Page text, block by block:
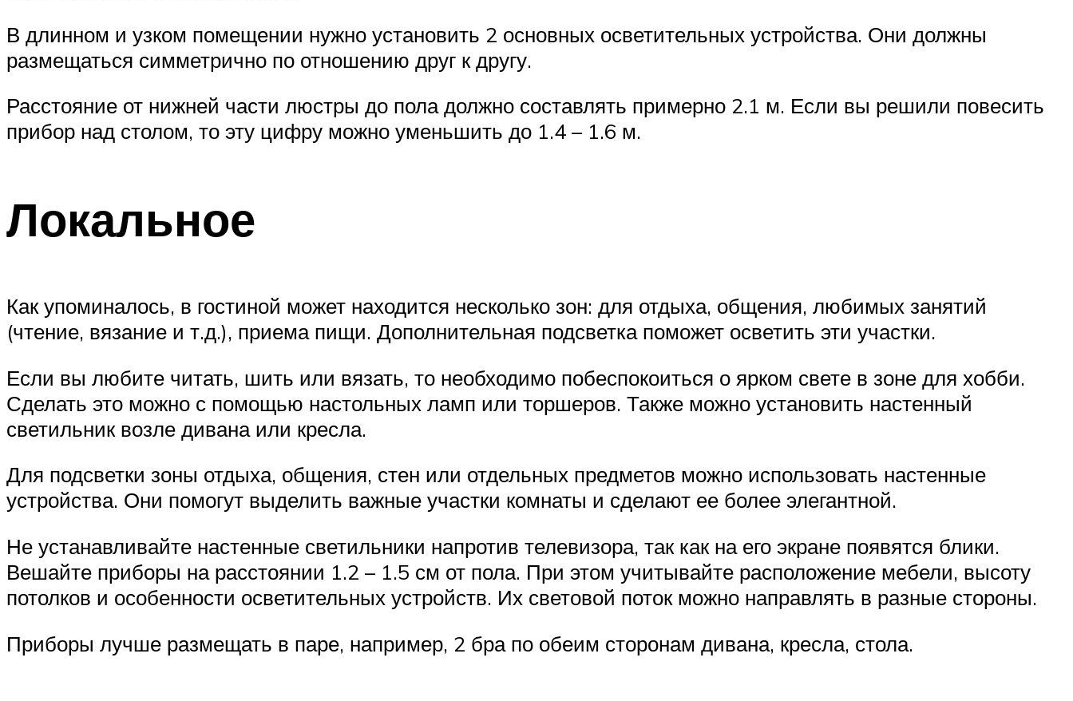
В длинном и узком помещении нужно установить 2 основных осветительных устройства. Они должны
размещаться симметрично по отношению друг к другу.
Расстояние от нижней части люстры до пола должно составлять примерно 2.1 м. Если вы решили повесить
прибор над столом, то эту цифру можно уменьшить до 1.4 – 1.6 м.
Локальное
Как упоминалось, в гостиной может находится несколько зон: для отдыха, общения, любимых занятий
(чтение, вязание и т.д.), приема пищи. Дополнительная подсветка поможет осветить эти участки.
Если вы любите читать, шить или вязать, то необходимо побеспокоиться о ярком свете в зоне для хобби.
Сделать это можно с помощью настольных ламп или торшеров. Также можно установить настенный
светильник возле дивана или кресла.
Для подсветки зоны отдыха, общения, стен или отдельных предметов можно использовать настенные
устройства. Они помогут выделить важные участки комнаты и сделают ее более элегантной.
Не устанавливайте настенные светильники напротив телевизора, так как на его экране появятся блики.
Вешайте приборы на расстоянии 1.2 – 1.5 см от пола. При этом учитывайте расположение мебели, высоту
потолков и особенности осветительных устройств. Их световой поток можно направлять в разные стороны.
Приборы лучше размещать в паре, например, 2 бра по обеим сторонам дивана, кресла, стола.